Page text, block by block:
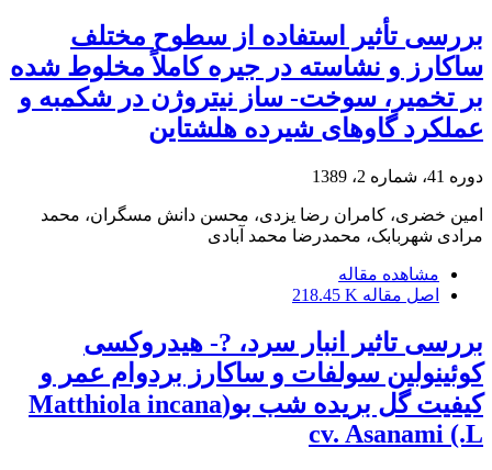
بررسی تأثیر استفاده از سطوح مختلف
ساکارز و نشاسته در جیره کاملاً مخلوط شده
بر تخمیر، سوخت- ساز نیتروژن در شکمبه و
عملکرد گاوهای شیرده هلشتاین
دوره 41، شماره 2، 1389
امین خضری، کامران رضا یزدی، محسن دانش مسگران، محمد
مرادی شهربابک، محمدرضا محمد آبادی
مشاهده مقاله
اصل مقاله 218.45 K
بررسی تاثیر انبار سرد، ?- هیدروکسی
کوئینولین سولفات و ساکارز بردوام عمر و
کیفیت گل بریده شب بو(Matthiola incana
L.) cv. Asanami